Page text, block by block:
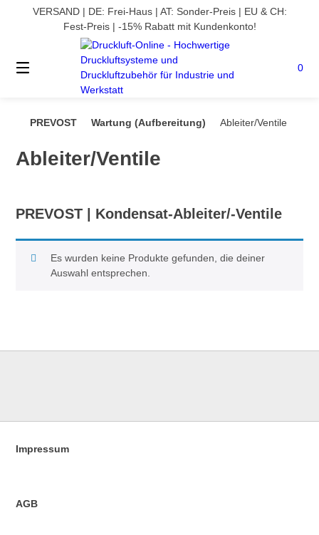
SpringeVERSAND | DE: Frei-Haus | AT: Sonder-Preis | EU & CH:
Fest-Preis | -15% Rabatt mit Kundenkonto!
0
DRUCKLUFT-
|
Druckluftzubehör
PREVOST Wartung (Aufbereitung) Ableiter/Ventile
Ableiter/Ventile
PREVOST | Kondensat-Ableiter/-Ventile
Es wurden keine Produkte gefunden, die deiner
Auswahl entsprechen.
Impressum
AGB